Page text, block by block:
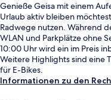
Genieße Geisa mit einem
Urlaub aktiv bleiben
Radwege nutzen. Während
WLAN und Parkplätze ohne
10:00 Uhr wird ein im Preis
Weitere Highlights sind eine
für E-Bikes.
Informationen zu den